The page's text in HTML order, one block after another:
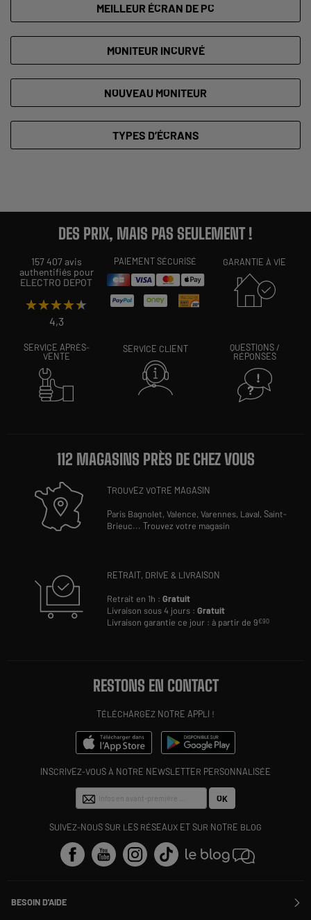
MEILLEUR ÉCRAN DE PC
MONITEUR INCURVÉ
NOUVEAU MONITEUR
TYPES D’ÉCRANS
DES PRIX, MAIS PAS SEULEMENT !
157 407 avis
authentifiés pour
ELECTRO DEPOT
★★★★★
★★★★★
4,3
PAIEMENT SÉCURISÉ GARANTIE À VIE
SERVICE APRÈS-
VENTE
SERVICE CLIENT
QUESTIONS /
RÉPONSES
112 MAGASINS PRÈS DE CHEZ VOUS
TROUVEZ VOTRE MAGASIN
Paris Bagnolet,Valence,Varennes, Laval,Saint-
Brieuc...Trouvez votre magasin
RETRAIT, DRIVE & LIVRAISON
Retrait en 1h :Gratuit
Livraison sous 4 jours :Gratuit
Livraison garantie ce jour : à partir de 9€90
RESTONS EN CONTACT
TÉLÉCHARGEZ NOTRE APPLI !
INSCRIVEZ-VOUS À NOTRE NEWSLETTER PERSONNALISÉE
OK
SUIVEZ-NOUS SUR LES RÉSEAUX ET SUR NOTRE BLOG
BESOIN D'AIDE